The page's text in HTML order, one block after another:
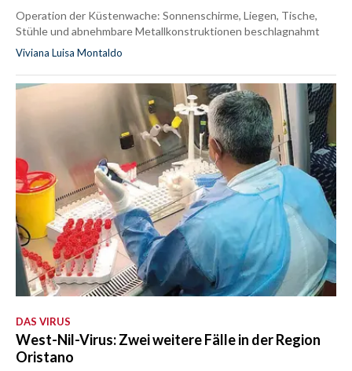
Operation der Küstenwache: Sonnenschirme, Liegen, Tische,
Stühle und abnehmbare Metallkonstruktionen beschlagnahmt
Viviana Luisa Montaldo
DAS VIRUS
West-Nil-Virus: Zwei weitere Fälle in der Region
Oristano